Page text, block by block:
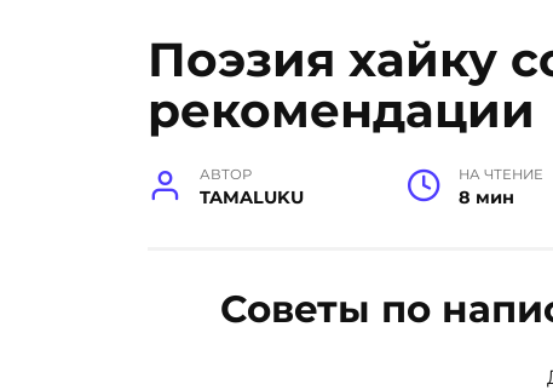
Поэзия хайку
рекомендации
АВТОР
TAMALUKU
НА ЧТЕНИЕ
8 мин
Советы по